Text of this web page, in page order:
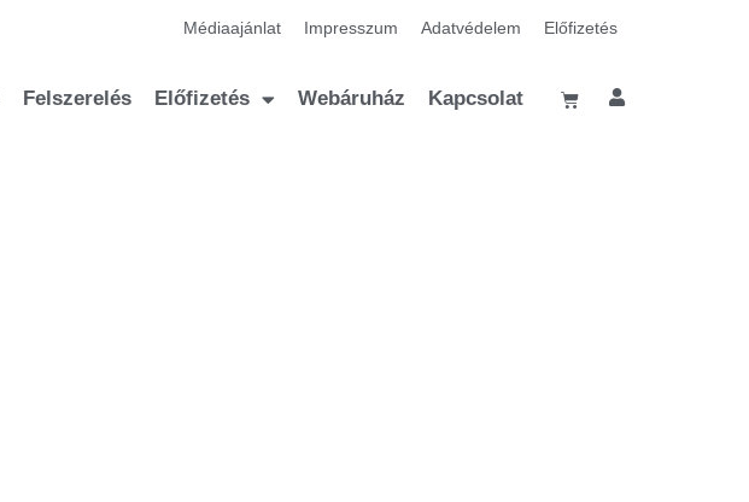
Médiaajánlat Impresszum Adatvédelem Előfizetés
Felszerelés Előfizetés Webáruház Kapcsolat